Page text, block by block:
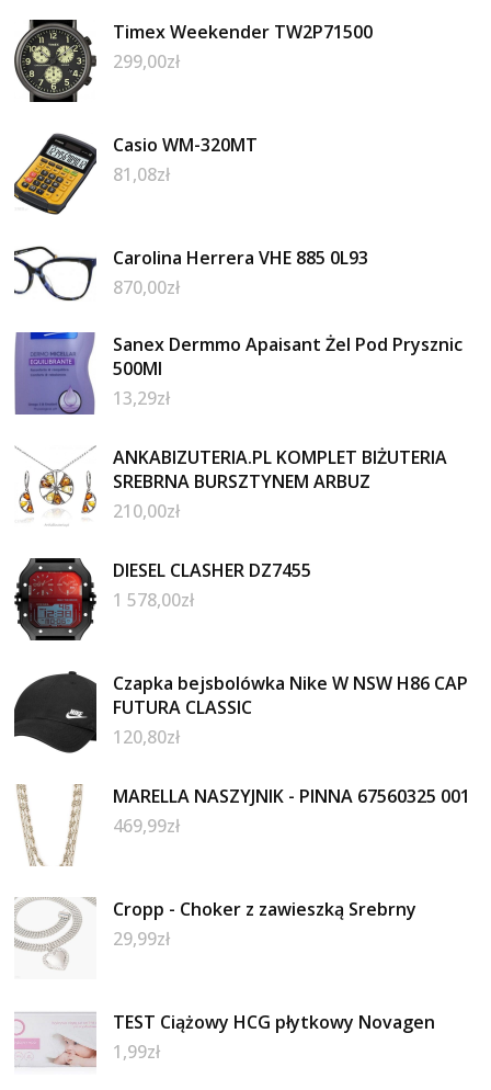
Timex Weekender TW2P71500
299,00zł
Casio WM-320MT
81,08zł
Carolina Herrera VHE 885 0L93
870,00zł
Sanex Dermmo Apaisant Żel Pod Prysznic
500Ml
13,29zł
ANKABIZUTERIA.PL KOMPLET BIŻUTERIA
SREBRNA BURSZTYNEM ARBUZ
210,00zł
DIESEL CLASHER DZ7455
1 578,00zł
Czapka bejsbolówka Nike W NSW H86 CAP
FUTURA CLASSIC
120,80zł
MARELLA NASZYJNIK - PINNA 67560325 001
469,99zł
Cropp - Choker z zawieszką Srebrny
29,99zł
TEST Ciążowy HCG płytkowy Novagen
1,99zł